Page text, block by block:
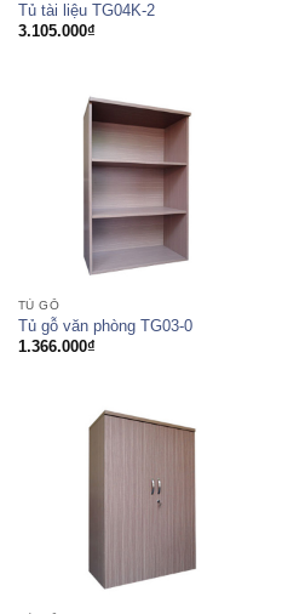
Tủ tài liệu TG04K-2
3.105.000₫
TỦ GỖ
Tủ gỗ văn phòng TG03-0
1.366.000₫